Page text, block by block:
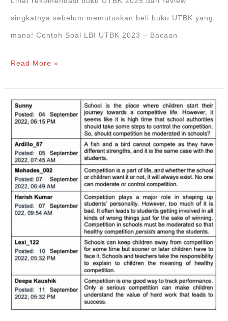
singkatnya sebelum memutuskan beli buku UTBK yang
mana! Contoh Soal LBI UTBK 2023 – Bacaan
Contoh
UTBK
dan
Pembahasannya
Read More »